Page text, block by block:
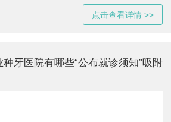
点击查看详情 >>
牙医院有哪些“公布就诊须知”吸附